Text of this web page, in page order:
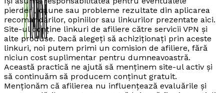
pierderi, daune sau probleme rezultate din aplicarea
recomandărilor, opiniilor sau linkurilor prezentate aici.
Site-ul conține linkuri de afiliere către servicii VPN și
alte produse. Dacă alegeți să achiziționați prin aceste
linkuri, noi putem primi un comision de afiliere, fără
niciun cost suplimentar pentru dumneavoastră.
Această practică ne ajută să menținem site-ul activ și
să continuăm să producem conținut gratuit.
Menționăm că afilierea nu influențează evaluările și